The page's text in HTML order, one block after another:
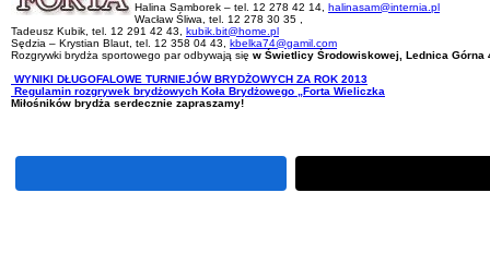
Halina Samborek – tel. 12 278 42 14, halinasam@internia.pl
Wacław Śliwa, tel. 12 278 30 35 ,
Tadeusz Kubik, tel. 12 291 42 43, kubik.bit@home.pl
Sędzia – Krystian Blaut, tel. 12 358 04 43, kbelka74@gamil.com
Rozgrywki brydża sportowego par odbywają się w Świetlicy Środowiskowej, Lednica Górna
WYNIKI DŁUGOFALOWE TURNIEJÓW BRYDŻOWYCH ZA ROK 2013
Regulamin rozgrywek brydżowych Koła Brydżowego „Forta Wieliczka
Miłośników brydża serdecznie zapraszamy!